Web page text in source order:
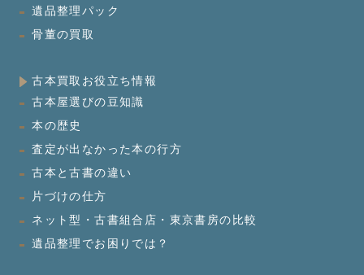
遺品整理パック
骨董の買取
古本買取お役立ち情報
古本屋選びの豆知識
本の歴史
査定が出なかった本の行方
古本と古書の違い
片づけの仕方
ネット型・古書組合店・東京書房の比較
遺品整理でお困りでは？